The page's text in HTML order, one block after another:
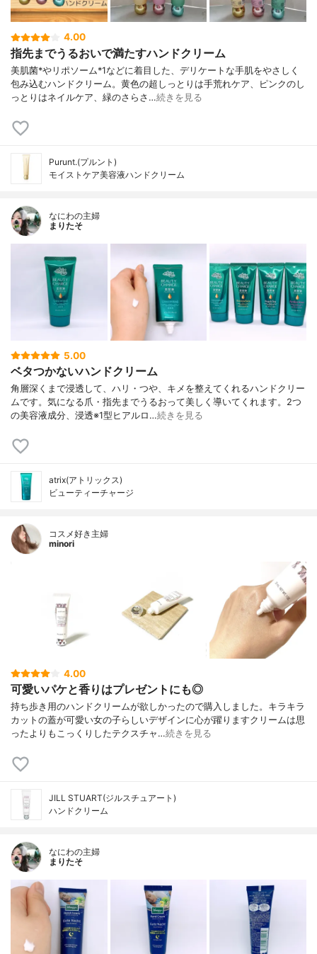
4.00
指先までうるおいで満たすハンドクリーム
美肌菌*やリポソーム*1などに着目した、デリケートな手肌をやさしく
包み込むハンドクリーム。黄色の超しっとりは手荒れケア、ピンクのし
っとりはネイルケア、緑のさらさ…続きを見る
Purunt.(プルント)
モイストケア美容液ハンドクリーム
なにわの主婦
まりたそ
5.00
ベタつかないハンドクリーム
角層深くまで浸透して、ハリ・つや、キメを整えてくれるハンドクリー
ムです。気になる爪・指先までうるおって美しく導いてくれます。2つ
の美容液成分、浸透※1型ヒアルロ…続きを見る
atrix(アトリックス)
ビューティーチャージ
コスメ好き主婦
minori
4.00
可愛いパケと香りはプレゼントにも◎
持ち歩き用のハンドクリームが欲しかったので購入しました。キラキラ
カットの蓋が可愛い女の子らしいデザインに心が躍りますクリームは思
ったよりもこっくりしたテクスチャ…続きを見る
JILL STUART(ジルスチュアート)
ハンドクリーム
なにわの主婦
まりたそ